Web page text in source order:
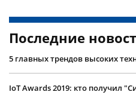
Последние
5 главных трендов высоких
IoT Awards 2019: кто получил